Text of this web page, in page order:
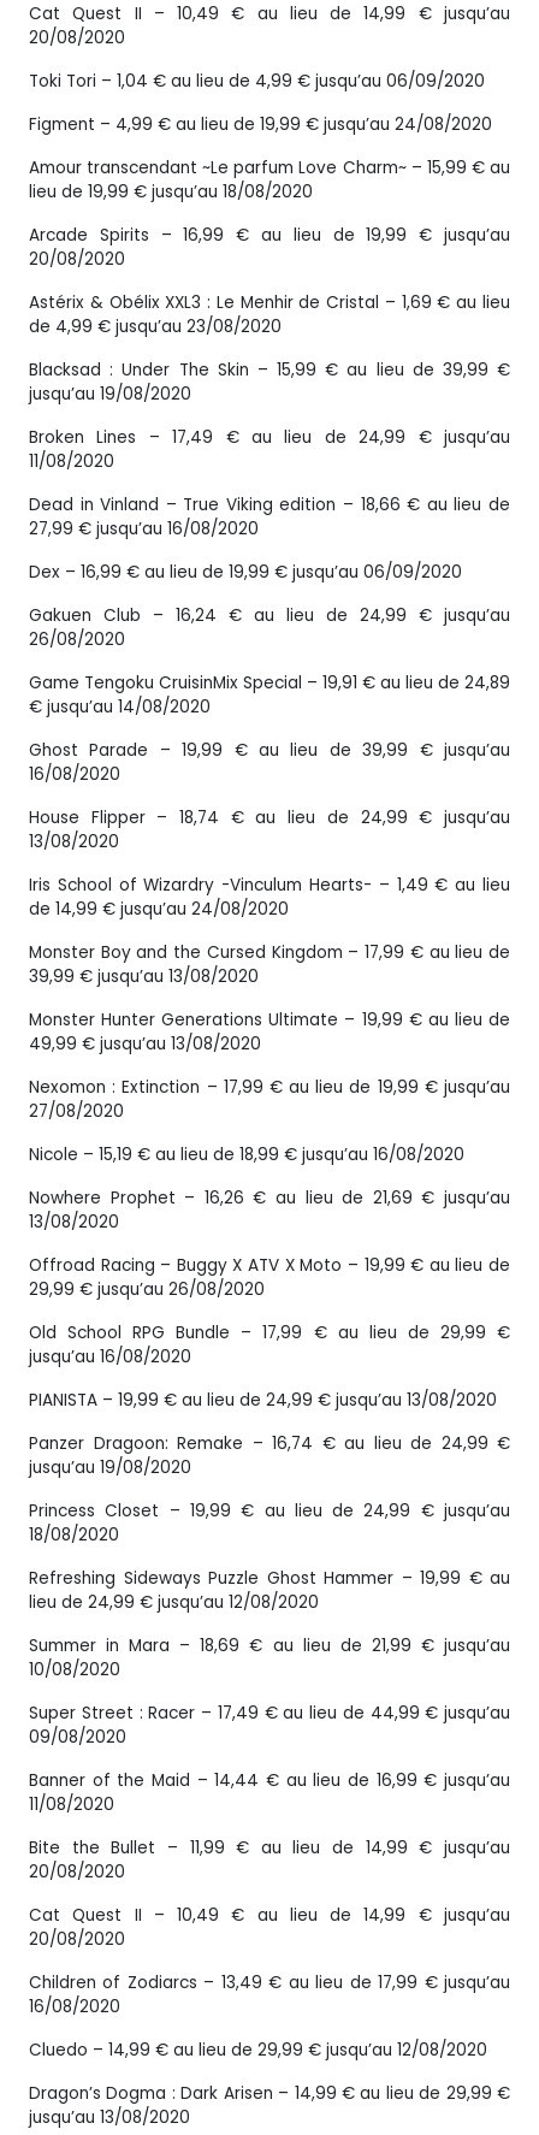
Cat Quest II – 10,49 € au lieu de 14,99 € jusqu’au
20/08/2020
Toki Tori – 1,04 € au lieu de 4,99 € jusqu’au 06/09/2020
Figment – 4,99 € au lieu de 19,99 € jusqu’au 24/08/2020
Amour transcendant ~Le parfum Love Charm~ – 15,99 € au
lieu de 19,99 € jusqu’au 18/08/2020
Arcade Spirits – 16,99 € au lieu de 19,99 € jusqu’au
20/08/2020
Astérix & Obélix XXL3 : Le Menhir de Cristal – 1,69 € au lieu
de 4,99 € jusqu’au 23/08/2020
Blacksad : Under The Skin – 15,99 € au lieu de 39,99 €
jusqu’au 19/08/2020
Broken Lines – 17,49 € au lieu de 24,99 € jusqu’au
11/08/2020
Dead in Vinland – True Viking edition – 18,66 € au lieu de
27,99 € jusqu’au 16/08/2020
Dex – 16,99 € au lieu de 19,99 € jusqu’au 06/09/2020
Gakuen Club – 16,24 € au lieu de 24,99 € jusqu’au
26/08/2020
Game Tengoku CruisinMix Special – 19,91 € au lieu de 24,89
€ jusqu’au 14/08/2020
Ghost Parade – 19,99 € au lieu de 39,99 € jusqu’au
16/08/2020
House Flipper – 18,74 € au lieu de 24,99 € jusqu’au
13/08/2020
Iris School of Wizardry -Vinculum Hearts- – 1,49 € au lieu
de 14,99 € jusqu’au 24/08/2020
Monster Boy and the Cursed Kingdom – 17,99 € au lieu de
39,99 € jusqu’au 13/08/2020
Monster Hunter Generations Ultimate – 19,99 € au lieu de
49,99 € jusqu’au 13/08/2020
Nexomon : Extinction – 17,99 € au lieu de 19,99 € jusqu’au
27/08/2020
Nicole – 15,19 € au lieu de 18,99 € jusqu’au 16/08/2020
Nowhere Prophet – 16,26 € au lieu de 21,69 € jusqu’au
13/08/2020
Offroad Racing – Buggy X ATV X Moto – 19,99 € au lieu de
29,99 € jusqu’au 26/08/2020
Old School RPG Bundle – 17,99 € au lieu de 29,99 €
jusqu’au 16/08/2020
PIANISTA – 19,99 € au lieu de 24,99 € jusqu’au 13/08/2020
Panzer Dragoon: Remake – 16,74 € au lieu de 24,99 €
jusqu’au 19/08/2020
Princess Closet – 19,99 € au lieu de 24,99 € jusqu’au
18/08/2020
Refreshing Sideways Puzzle Ghost Hammer – 19,99 € au
lieu de 24,99 € jusqu’au 12/08/2020
Summer in Mara – 18,69 € au lieu de 21,99 € jusqu’au
10/08/2020
Super Street : Racer – 17,49 € au lieu de 44,99 € jusqu’au
09/08/2020
Banner of the Maid – 14,44 € au lieu de 16,99 € jusqu’au
11/08/2020
Bite the Bullet – 11,99 € au lieu de 14,99 € jusqu’au
20/08/2020
Cat Quest II – 10,49 € au lieu de 14,99 € jusqu’au
20/08/2020
Children of Zodiarcs – 13,49 € au lieu de 17,99 € jusqu’au
16/08/2020
Cluedo – 14,99 € au lieu de 29,99 € jusqu’au 12/08/2020
Dragon’s Dogma : Dark Arisen – 14,99 € au lieu de 29,99 €
jusqu’au 13/08/2020